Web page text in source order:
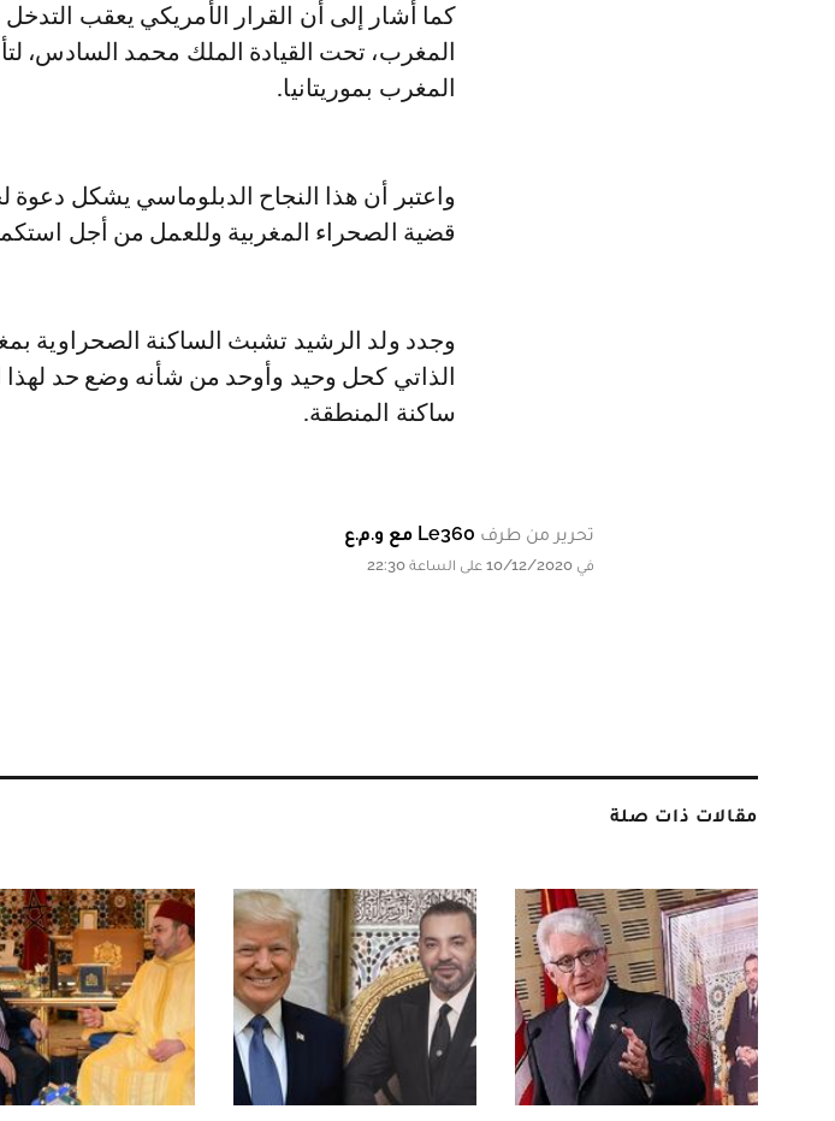
كما أشار إلى أن القرار الأمريكي يعقب
المغرب، تحت القيادة الملك محمد السادس،
المغرب بموريتانيا.
واعتبر أن هذا النجاح الدبلوماسي يشكل دعوة
قضية الصحراء المغربية وللعمل من أجل
وجدد ولد الرشيد تشبث الساكنة الصحراوية
الذاتي كحل وحيد وأوحد من شأنه وضع حد لهذا
ساكنة المنطقة.
تحرير من طرف Le360 مع و.م.ع
في 10/12/2020 على الساعة 22:30
مقالات ذات صلة